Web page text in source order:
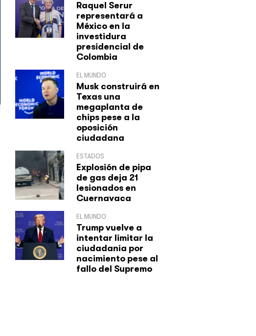
Raquel Serur
representará a
México en la
investidura
presidencial de
Colombia
EL MUNDO
Musk construirá en
Texas una
megaplanta de
chips pese a la
oposición
ciudadana
ESTADOS
Explosión de pipa
de gas deja 21
lesionados en
Cuernavaca
EL MUNDO
Trump vuelve a
intentar limitar la
ciudadanía por
nacimiento pese al
fallo del Supremo